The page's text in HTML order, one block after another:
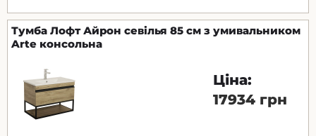
Тумба Лофт Айрон севілья 85 см з умивальником
Arte консольна
Ціна:
17934 грн